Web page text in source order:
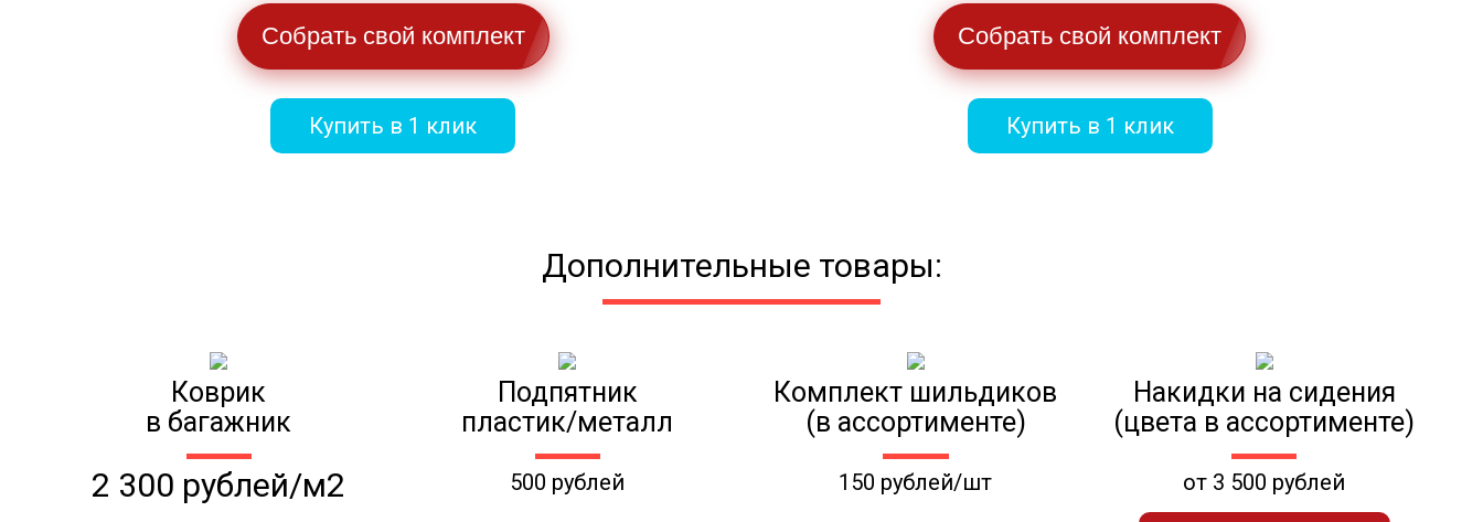
Собрать свой комплект
Купить в 1 клик
Собрать свой комплект
Купить в 1 клик
Дополнительные товары:
Коврик
в багажник
2 300 рублей/м2
Подпятник
пластик/металл
500 рублей
Комплект шильдиков
(в ассортименте)
150 рублей/шт
Накидки на сидения
(цвета в ассортименте)
от 3 500 рублей